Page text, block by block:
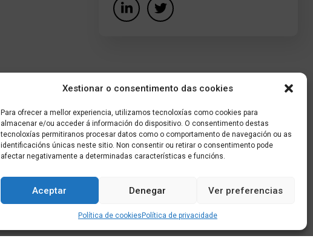
Xestionar o consentimento das cookies
Para ofrecer a mellor experiencia, utilizamos tecnoloxías como cookies para
almacenar e/ou acceder á información do dispositivo. O consentimento destas
tecnoloxías permitiranos procesar datos como o comportamento de navegación ou as
identificacións únicas neste sitio. Non consentir ou retirar o consentimento pode
afectar negativamente a determinadas características e funcións.
Aceptar Denegar Ver preferencias
Política de cookies Política de privacidade